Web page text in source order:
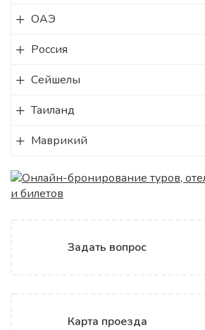
ОАЭ
Россия
Сейшелы
Таиланд
Маврикий
Задать вопрос
Карта проезда